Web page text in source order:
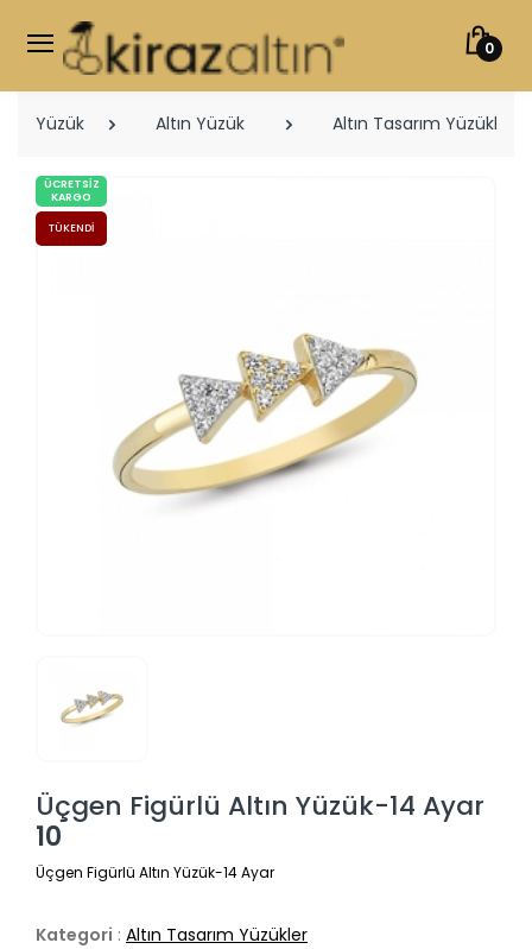
0
Yüzük Altın Yüzük Altın Tasarım Yüzükler
ÜCRETSIZ
KARGO
TÜKENDI
Üçgen Figürlü Altın Yüzük-14 Ayar
10
Üçgen Figürlü Altın Yüzük-14 Ayar
Kategori : Altın Tasarım Yüzükler